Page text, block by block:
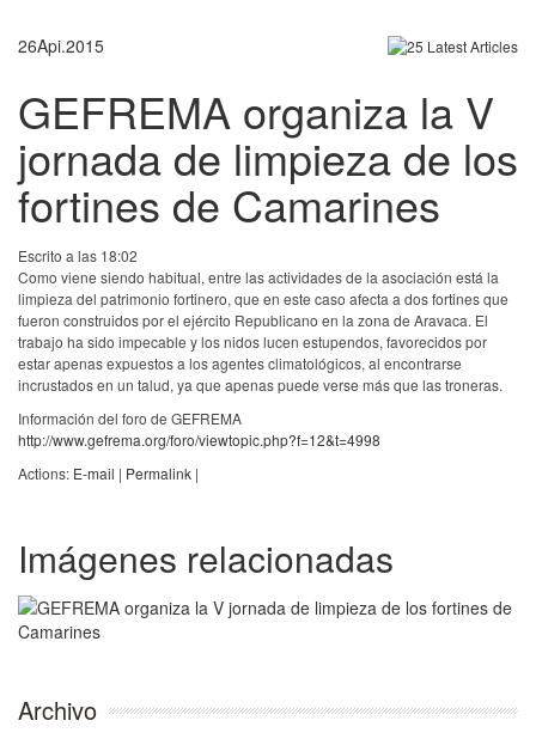
26Api.2015
GEFREMA organiza la V
jornada de limpieza de los
fortines de Camarines
Escrito a las 18:02
Como viene siendo habitual, entre las actividades de la asociación está la
limpieza del patrimonio fortinero, que en este caso afecta a dos fortines que
fueron construidos por el ejército Republicano en la zona de Aravaca. El
trabajo ha sido impecable y los nidos lucen estupendos, favorecidos por
estar apenas expuestos a los agentes climatológicos, al encontrarse
incrustados en un talud, ya que apenas puede verse más que las troneras.
Información del foro de GEFREMA
http://www.gefrema.org/foro/viewtopic.php?f=12&t=4998
Actions: E-mail | Permalink |
Imágenes relacionadas
Archivo